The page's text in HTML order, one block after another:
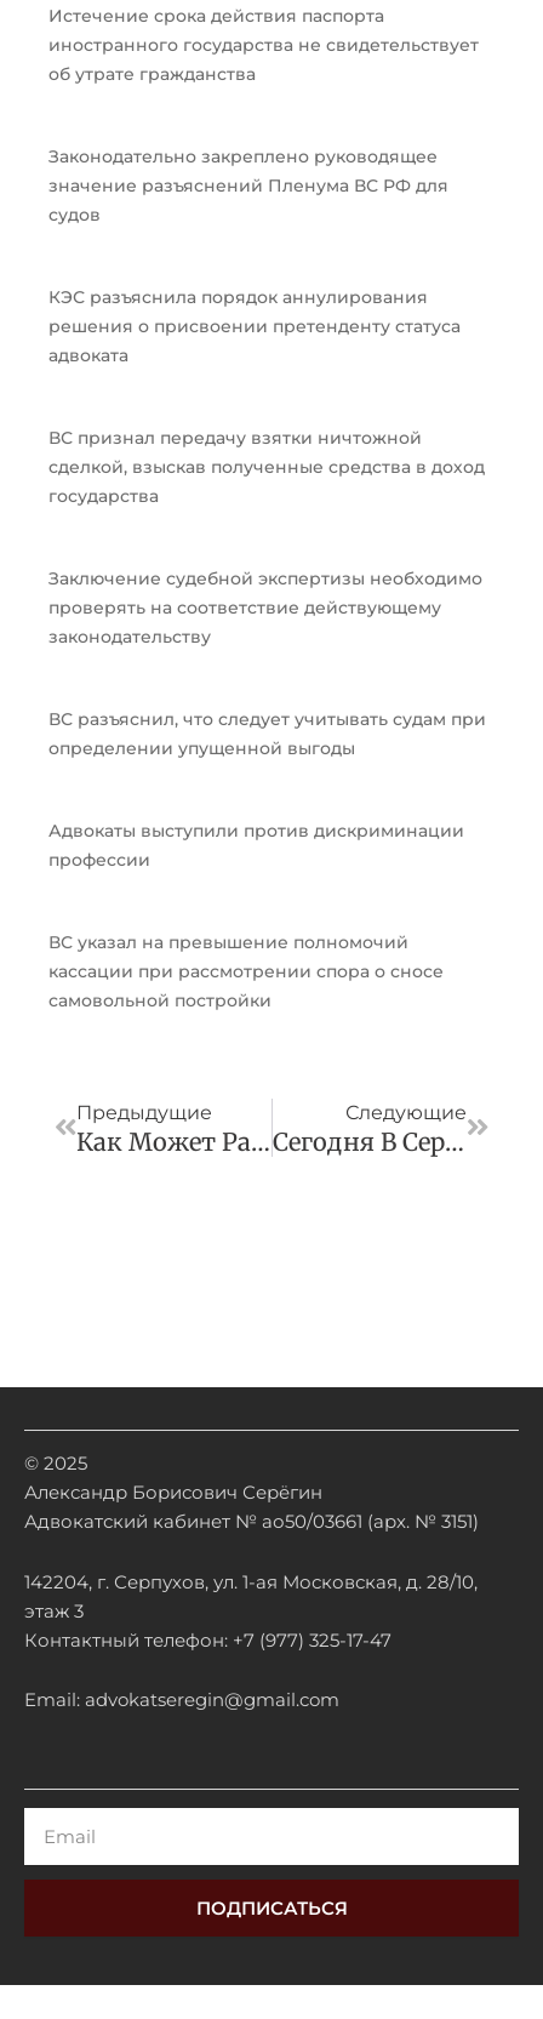
Истечение срока действия паспорта
иностранного государства не свидетельствует
об утрате гражданства
Законодательно закреплено руководящее
значение разъяснений Пленума ВС РФ для
судов
КЭС разъяснила порядок аннулирования
решения о присвоении претенденту статуса
адвоката
ВС признал передачу взятки ничтожной
сделкой, взыскав полученные средства в доход
государства
Заключение судебной экспертизы необходимо
проверять на соответствие действующему
законодательству
ВС разъяснил, что следует учитывать судам при
определении упущенной выгоды
Адвокаты выступили против дискриминации
профессии
ВС указал на превышение полномочий
кассации при рассмотрении спора о сносе
самовольной постройки
Предыдущие
Как Может Работать Налоговая Амнистия По Дроблению Бизнеса
Следующие
Сегодня В Серпухове Состоится Расширенный Прием Жителей В Формате «выездной Администрации»
© 2025
Александр Борисович Серёгин
Адвокатский кабинет № ао50/03661 (арх. № 3151)
142204, г. Серпухов, ул. 1-ая Московская, д. 28/10,
этаж 3
Контактный телефон: +7 (977) 325-17-47
Email: advokatseregin@gmail.com
ПОДПИСАТЬСЯ